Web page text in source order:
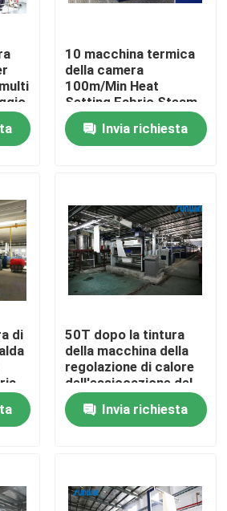
del tessuto
dell'aria calda
del tessuto
10 macchina termica
della camera
100m/Min Heat
Setting Fabric Steam
per il tessuto del
vellutoInvia richiesta
di
50T dopo la tintura
della macchina della
regolazione di calore
dell'essiccazione del
tessuto per il tessuto
di cotoneInvia richiesta